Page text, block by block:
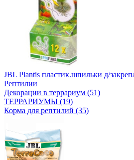
JBL Plantis пластик.шпильки д/
Рептилии
Декорации в террариум (51)
ТЕРРАРИУМЫ (19)
Корма для рептилий (35)